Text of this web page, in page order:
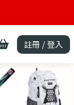
註冊 / 登入